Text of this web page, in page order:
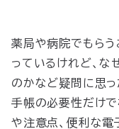
薬局や病院でもらう
っているけれど、な
のかなど疑問に思っ
手帳の必要性だけで
や注意点、便利な電